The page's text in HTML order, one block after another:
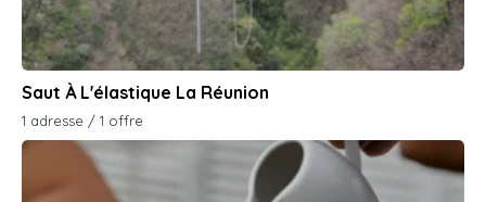
Saut À L'élastique La Réunion
1 adresse / 1 offre